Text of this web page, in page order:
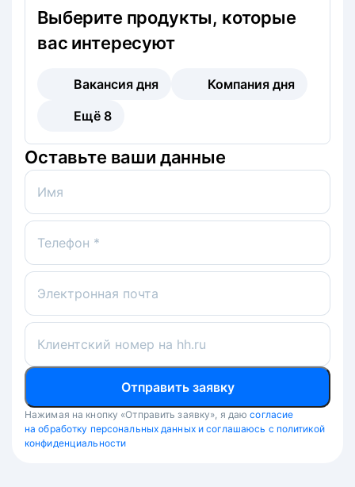
Выберите продукты, которые
вас интересуют
Вакансия дня
Компания дня
Ещё 8
Оставьте ваши данные
Имя
Телефон *
Электронная почта
Клиентский номер на hh.ru
Отправить заявку
Нажимая на кнопку «Отправить заявку», я даю согласие
на обработку персональных данных и соглашаюсь с политикой
конфиденциальности